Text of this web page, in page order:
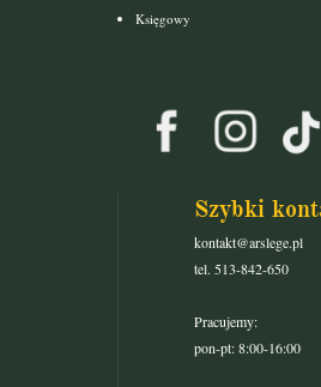
Księgowy
Szybki
kontakt@arslege.pl
tel. 513-842-650
Pracujemy:
pon-pt: 8:00-16:00